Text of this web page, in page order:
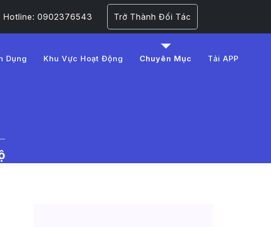
Hotline: 0902376543 Trở Thành Đối Tác
Dụng Khu Vực Hoạt Động Chuyên Mục Tải APP
Xế Lái Xe Hộ